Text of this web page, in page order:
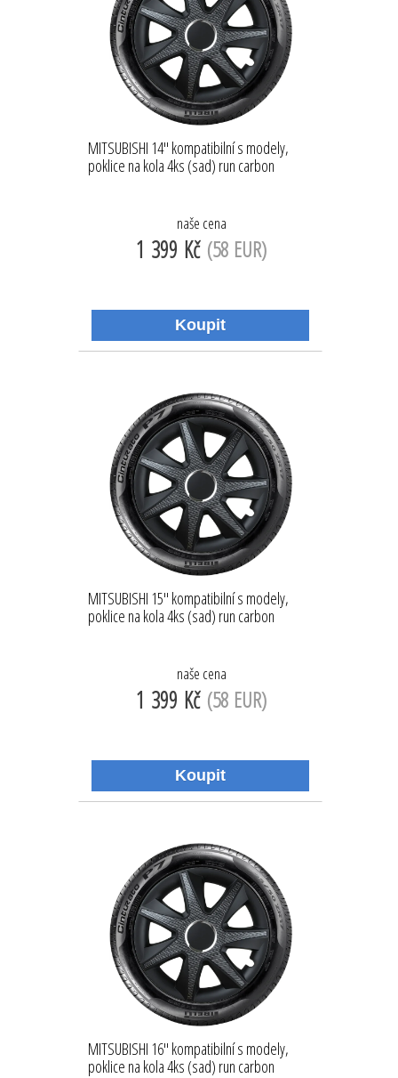
MITSUBISHI 14'' kompatibilní s modely,
poklice na kola 4ks (sad) run carbon
naše cena
1 399 Kč (58 EUR)
MITSUBISHI 15'' kompatibilní s modely,
poklice na kola 4ks (sad) run carbon
naše cena
1 399 Kč (58 EUR)
MITSUBISHI 16'' kompatibilní s modely,
poklice na kola 4ks (sad) run carbon